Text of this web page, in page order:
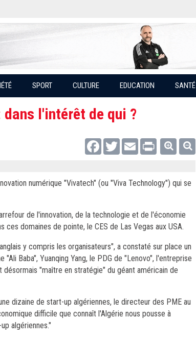
SPORT CULTURE EDUCATION SANTÉ
l'intérêt de qui ?
FacebookTwitter Email Print
numérique "Vivatech" (ou "Viva Technology") qui se
de l'innovation, de la technologie et de l'économie
domaines de pointe, le CES de Las Vegas aux USA.
y compris les organisateurs", a constaté sur place un
Baba", Yuanqing Yang, le PDG de "Lenovo", l'entreprise
"maître en stratégie" du géant américain de
dizaine de start-up algériennes, le directeur des PME au
difficile que connaît l'Algérie nous pousse à
algériennes."